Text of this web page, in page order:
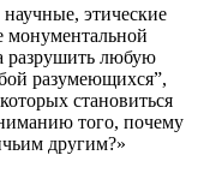
этические
монументальной
разрушить любую
разумеющихся”,
становиться
того, почему
другим?»